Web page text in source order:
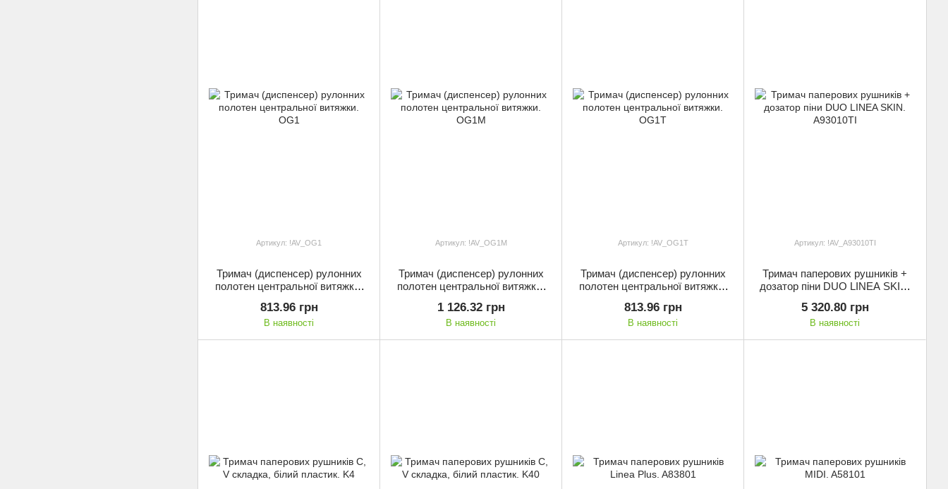
Артикул: !AV_OG1
Тримач (диспенсер) рулонних
полотен центральної витяжки.
813.96 грн
В наявності
Артикул: !AV_OG1M
Тримач (диспенсер) рулонних
полотен центральної витяжки.
1 126.32 грн
В наявності
Артикул: !AV_OG1T
Тримач (диспенсер) рулонних
полотен центральної витяжки.
813.96 грн
В наявності
Артикул: !AV_A93010TI
Тримач паперових рушників +
дозатор піни DUO LINEA SKIN.
5 320.80 грн
В наявності